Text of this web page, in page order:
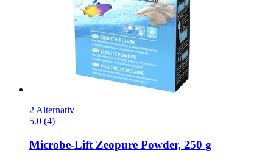
2 Alternativ
5.0 (4)
Microbe-Lift Zeopure Powder, 250 g